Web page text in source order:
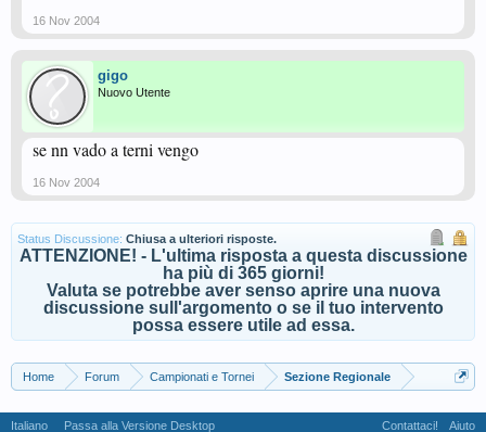
16 Nov 2004
gigo
Nuovo Utente
se nn vado a terni vengo
16 Nov 2004
Status Discussione: Chiusa a ulteriori risposte.
ATTENZIONE! - L'ultima risposta a questa discussione
ha più di 365 giorni!
Valuta se potrebbe aver senso aprire una nuova
discussione sull'argomento o se il tuo intervento
possa essere utile ad essa.
Home Forum Campionati e Tornei Sezione Regionale
Italiano Passa alla Versione Desktop Contattaci! Aiuto